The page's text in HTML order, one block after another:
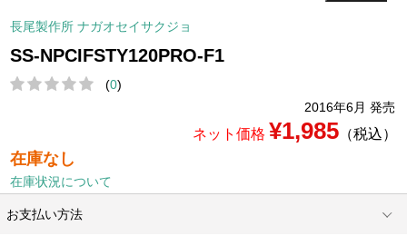
長尾製作所 ナガオセイサクジョ
SS-NPCIFSTY120PRO-F1
(0)
2016年6月 発売
ネット価格 ¥1,985（税込）
在庫なし
在庫状況について
お支払い方法